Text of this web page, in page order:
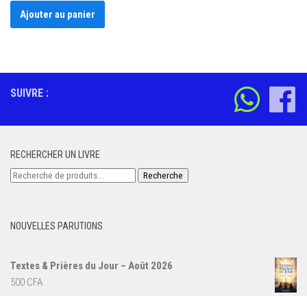
Ajouter au panier
SUIVRE :
RECHERCHER UN LIVRE
Recherche
Recherche
NOUVELLES PARUTIONS
Textes & Prières du Jour – Août 2026
500 CFA